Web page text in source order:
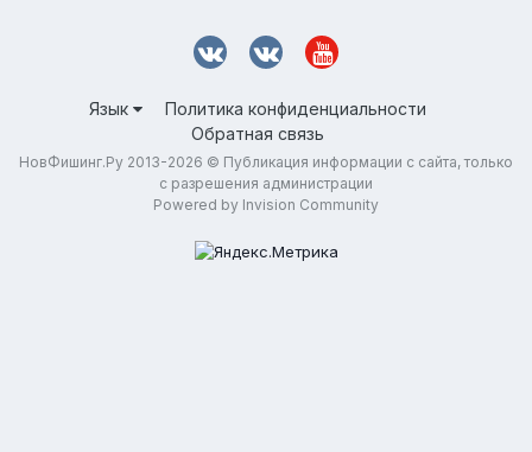
Язык
Политика конфиденциальности
Обратная связь
НовФишинг.Ру 2013-2026 © Публикация информации с сайта, только
с разрешения администрации
Powered by Invision Community